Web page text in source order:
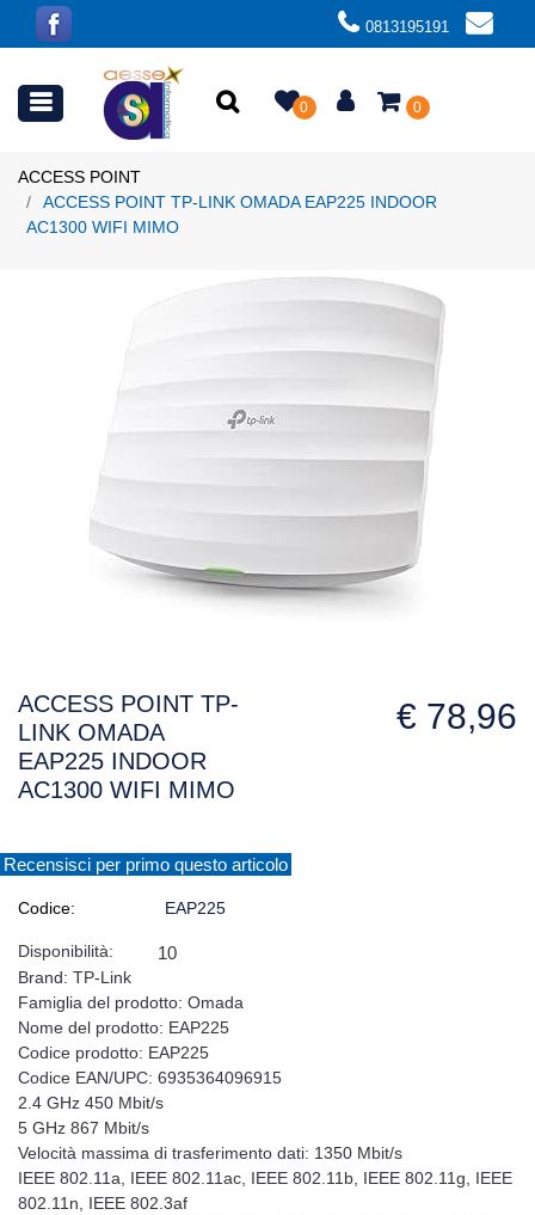
0813195191
Open menu 0 0
ACCESS POINT
ACCESS POINT TP-LINK OMADA EAP225 INDOOR
AC1300 WIFI MIMO
ACCESS POINT TP-
LINK OMADA
EAP225 INDOOR
AC1300 WIFI MIMO
€ 78,96
Recensisci per primo questo articolo
Codice: EAP225
Disponibilità: 10
Brand: TP-Link
Famiglia del prodotto: Omada
Nome del prodotto: EAP225
Codice prodotto: EAP225
Codice EAN/UPC: 6935364096915
2.4 GHz 450 Mbit/s
5 GHz 867 Mbit/s
Velocità massima di trasferimento dati: 1350 Mbit/s
IEEE 802.11a, IEEE 802.11ac, IEEE 802.11b, IEEE 802.11g, IEEE
802.11n, IEEE 802.3af